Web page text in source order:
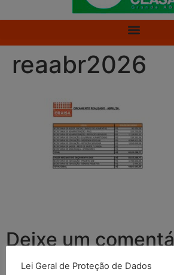
reaabr2026
Deixe um
O seu endereço de e-mail não será
Lei Geral de Proteção de Dados